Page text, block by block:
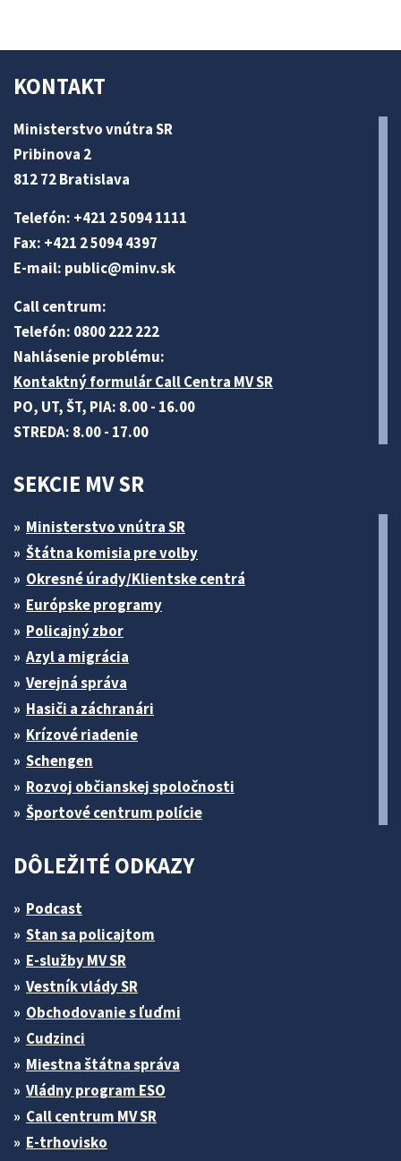
KONTAKT
Ministerstvo vnútra SR
Pribinova 2
812 72 Bratislava
Telefón: +421 2 5094 1111
Fax: +421 2 5094 4397
E-mail: public@minv.sk
Call centrum:
Telefón: 0800 222 222
Nahlásenie problému:
Kontaktný formulár Call Centra MV SR
PO, UT, ŠT, PIA: 8.00 - 16.00
STREDA: 8.00 - 17.00
SEKCIE MV SR
Ministerstvo vnútra SR
Štátna komisia pre volby
Okresné úrady/Klientske centrá
Európske programy
Policajný zbor
Azyl a migrácia
Verejná správa
Hasiči a záchranári
Krízové riadenie
Schengen
Rozvoj občianskej spoločnosti
Športové centrum polície
DÔLEŽITÉ ODKAZY
Podcast
Stan sa policajtom
E-služby MV SR
Vestník vlády SR
Obchodovanie s ľuďmi
Cudzinci
Miestna štátna správa
Vládny program ESO
Call centrum MV SR
E-trhovisko